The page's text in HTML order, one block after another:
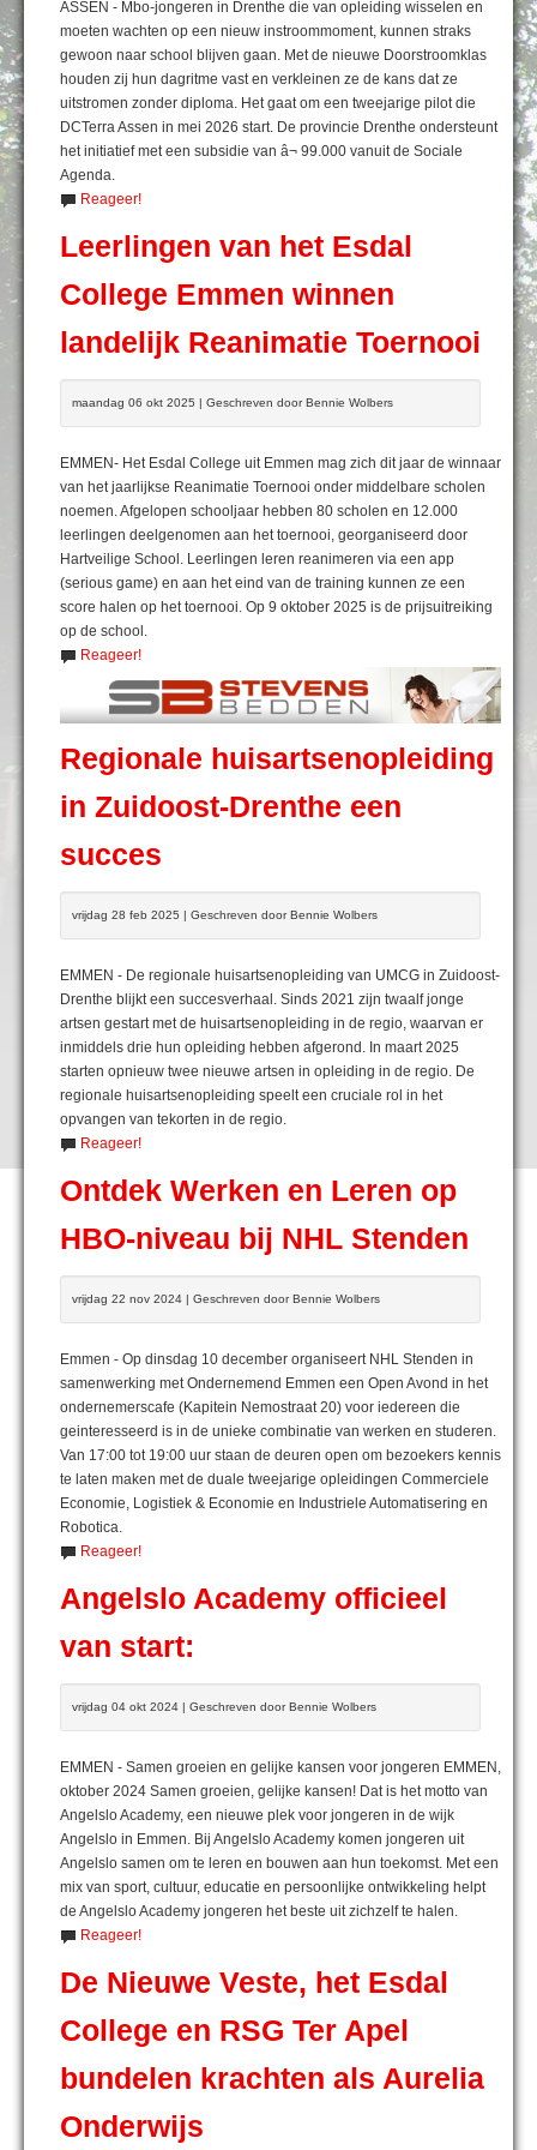
ASSEN - Mbo-jongeren in Drenthe die van opleiding wisselen en
moeten wachten op een nieuw instroommoment, kunnen straks
gewoon naar school blijven gaan. Met de nieuwe Doorstroomklas
houden zij hun dagritme vast en verkleinen ze de kans dat ze
uitstromen zonder diploma. Het gaat om een tweejarige pilot die
DCTerra Assen in mei 2026 start. De provincie Drenthe ondersteunt
het initiatief met een subsidie van â¬ 99.000 vanuit de Sociale
Agenda.
Reageer!
Leerlingen van het Esdal
College Emmen winnen
landelijk Reanimatie Toernooi
maandag 06 okt 2025 | Geschreven door Bennie Wolbers
EMMEN- Het Esdal College uit Emmen mag zich dit jaar de winnaar
van het jaarlijkse Reanimatie Toernooi onder middelbare scholen
noemen. Afgelopen schooljaar hebben 80 scholen en 12.000
leerlingen deelgenomen aan het toernooi, georganiseerd door
Hartveilige School. Leerlingen leren reanimeren via een app
(serious game) en aan het eind van de training kunnen ze een
score halen op het toernooi. Op 9 oktober 2025 is de prijsuitreiking
op de school.
Reageer!
Regionale huisartsenopleiding
in Zuidoost-Drenthe een
succes
vrijdag 28 feb 2025 | Geschreven door Bennie Wolbers
EMMEN - De regionale huisartsenopleiding van UMCG in Zuidoost-
Drenthe blijkt een succesverhaal. Sinds 2021 zijn twaalf jonge
artsen gestart met de huisartsenopleiding in de regio, waarvan er
inmiddels drie hun opleiding hebben afgerond. In maart 2025
starten opnieuw twee nieuwe artsen in opleiding in de regio. De
regionale huisartsenopleiding speelt een cruciale rol in het
opvangen van tekorten in de regio.
Reageer!
Ontdek Werken en Leren op
HBO-niveau bij NHL Stenden
vrijdag 22 nov 2024 | Geschreven door Bennie Wolbers
Emmen - Op dinsdag 10 december organiseert NHL Stenden in
samenwerking met Ondernemend Emmen een Open Avond in het
ondernemerscafe (Kapitein Nemostraat 20) voor iedereen die
geinteresseerd is in de unieke combinatie van werken en studeren.
Van 17:00 tot 19:00 uur staan de deuren open om bezoekers kennis
te laten maken met de duale tweejarige opleidingen Commerciele
Economie, Logistiek & Economie en Industriele Automatisering en
Robotica.
Reageer!
Angelslo Academy officieel
van start:
vrijdag 04 okt 2024 | Geschreven door Bennie Wolbers
EMMEN - Samen groeien en gelijke kansen voor jongeren EMMEN,
oktober 2024 Samen groeien, gelijke kansen! Dat is het motto van
Angelslo Academy, een nieuwe plek voor jongeren in de wijk
Angelslo in Emmen. Bij Angelslo Academy komen jongeren uit
Angelslo samen om te leren en bouwen aan hun toekomst. Met een
mix van sport, cultuur, educatie en persoonlijke ontwikkeling helpt
de Angelslo Academy jongeren het beste uit zichzelf te halen.
Reageer!
De Nieuwe Veste, het Esdal
College en RSG Ter Apel
bundelen krachten als Aurelia
Onderwijs